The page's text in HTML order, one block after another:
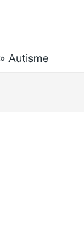
Autisme